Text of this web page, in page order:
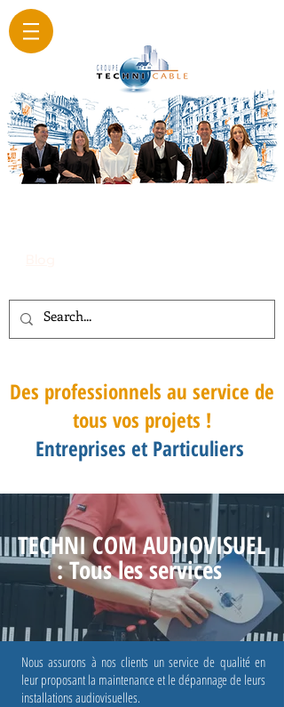
Des professionnels au service de
tous vos projets !
Entreprises et Particuliers
TECHNI COM AUDIOVISUEL
: Tous les services
Nous assurons à nos clients un service de qualité en
leur proposant la maintenance et le dépannage de leurs
installations audiovisuelles.